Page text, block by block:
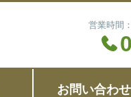
営業時間
お問い合わせ